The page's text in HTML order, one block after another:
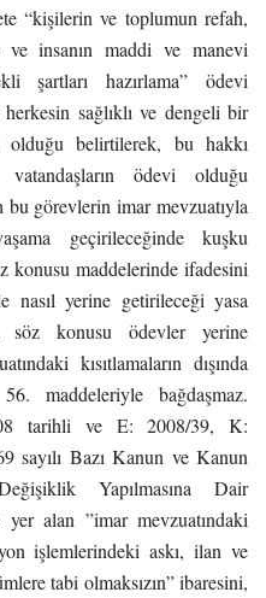
“kişilerin ve toplumun refah,
insanın maddi ve manevi
şartları hazırlama” ödevi
sağlıklı ve dengeli bir
olduğu belirtilerek, bu hakkı
ödevi olduğu
görevlerin imar mevzuatıyla
geçirileceğinde kuşku
konusu maddelerinde ifadesini
nasıl yerine getirileceği yasa
söz konusu ödevler yerine
kısıtlamaların dışında
maddeleriyle bağdaşmaz.
tarihli ve E: 2008/39, K:
sayılı Bazı Kanun ve Kanun
Yapılmasına Dair
alan ”imar mevzuatındaki
işlemlerindeki askı, ilan ve
tabi olmaksızın” ibaresini,